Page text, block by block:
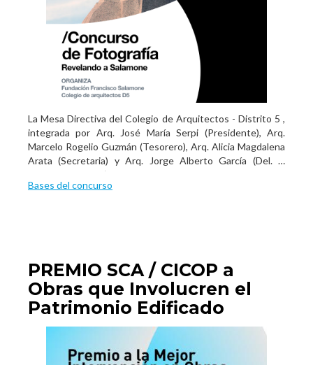
emblemática capacidad profesional para la concreción y
desarrollo de
obras relevantes.
La Mesa Directiva del Colegio de Arquitectos - Distrito 5 ,
integrada por Arq. José María Serpi (Presidente), Arq.
Marcelo Rogelio Guzmán (Tesorero), Arq. Alicia Magdalena
Arata (Secretaria) y Arq. Jorge Alberto García (Del. al
Consejo Superior), y el Espacio de Fotografía, Coordinado
por el Arq. Mario Penovi, conjuntamente con la Fundación
Bases del concurso
PREMIO SCA / CICOP a
Obras que Involucren el
Patrimonio Edificado